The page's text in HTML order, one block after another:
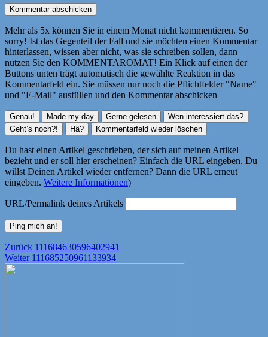
Mehr als 5x können Sie in einem Monat nicht kommentieren. So
sorry! Ist das Gegenteil der Fall und sie möchten einen Kommentar
hinterlassen, wissen aber nicht, was sie schreiben sollen, dann
nutzen Sie den KOMMENTAROMAT! Ein Klick auf einen der
Buttons unten trägt automatisch die gewählte Reaktion in das
Kommentarfeld ein. Sie müssen nur noch die Pflichtfelder "Name"
und "E-Mail" ausfüllen und den Kommentar abschicken
Du hast einen Artikel geschrieben, der sich auf meinen Artikel
bezieht und er soll hier erscheinen? Einfach die URL eingeben. Du
willst Deinen Artikel wieder entfernen? Dann die URL erneut
eingeben. Weitere Informationen)
URL/Permalink deines Artikels
Beitragsnavigation
Zurück Vorheriger
Beitrag:
111684630596402941
Weiter Nächster
111685250961133934